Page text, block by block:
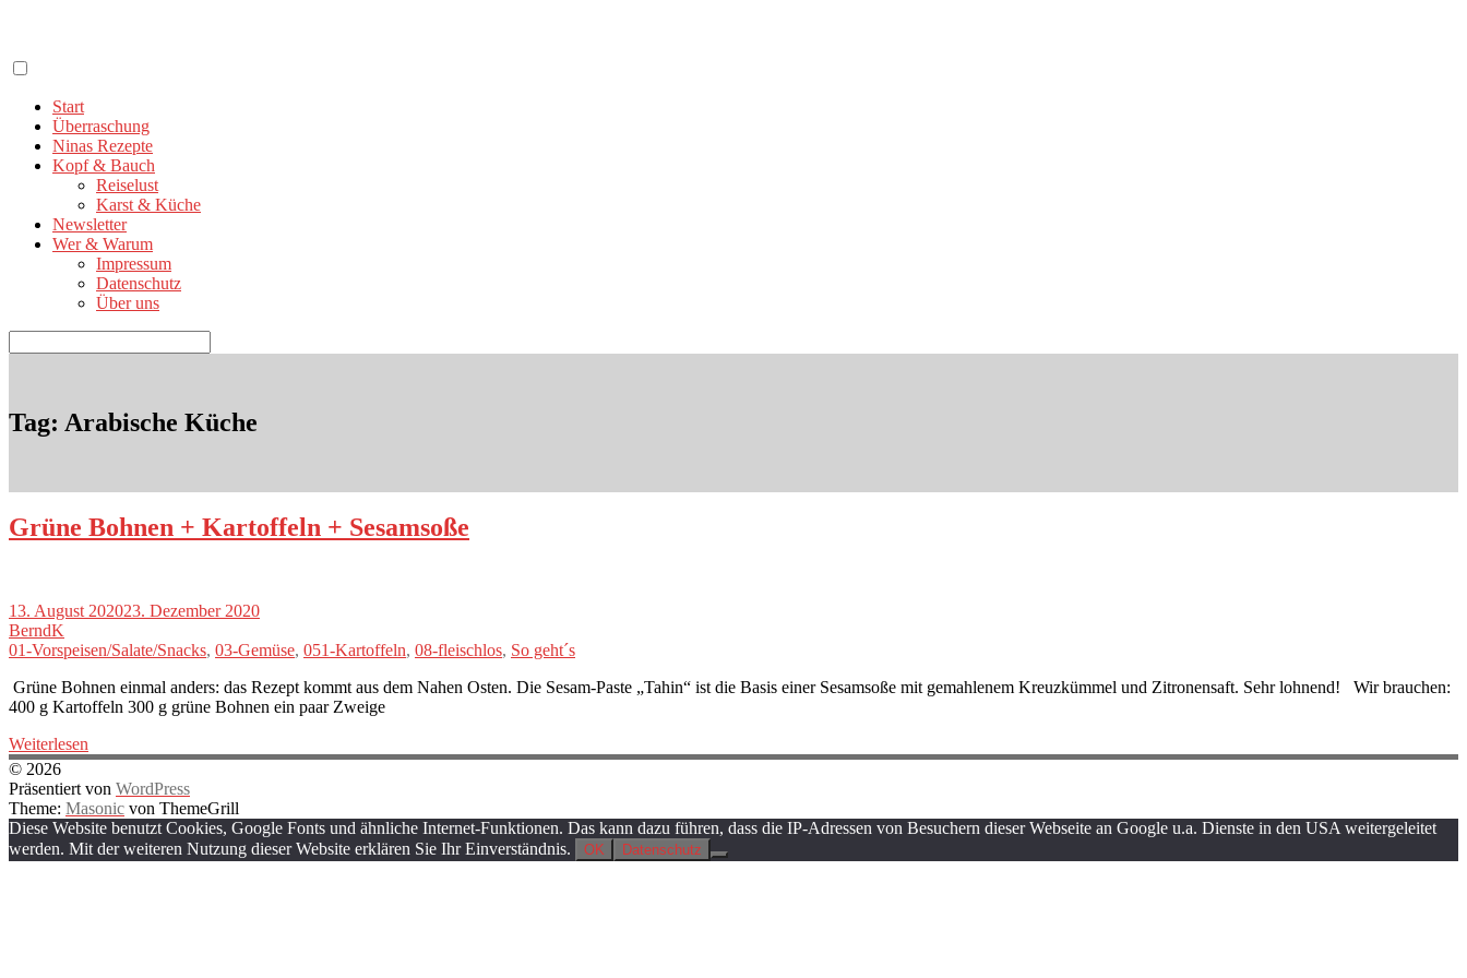
springen
Start
Überraschung
Ninas Rezepte
Kopf & Bauch
Reiselust
Karst & Küche
Newsletter
Wer & Warum
Impressum
Datenschutz
Über uns
nach:
Tag: Arabische Küche
Grüne Bohnen + Kartoffeln + Sesamsoße
13. August 202023. Dezember 2020
BerndK
01-Vorspeisen/Salate/Snacks, 03-Gemüse, 051-Kartoffeln, 08-fleischlos, So geht´s
Grüne Bohnen einmal anders: das Rezept kommt aus dem Nahen Osten. Die Sesam-Paste „Tahin“ ist die Basis einer Sesamsoße mit gemahlenem Kreuzkümmel und Zitronensaft. Sehr lohnend! Wir brauchen:
400 g Kartoffeln 300 g grüne Bohnen ein paar Zweige
Weiterlesen
© 2026
Präsentiert von WordPress
Theme: Masonic von ThemeGrill
Diese Website benutzt Cookies, Google Fonts und ähnliche Internet-Funktionen. Das kann dazu führen, dass die IP-Adressen von Besuchern dieser Webseite an Google u.a. Dienste in den USA weitergeleitet
werden. Mit der weiteren Nutzung dieser Website erklären Sie Ihr Einverständnis.
OK Datenschutz